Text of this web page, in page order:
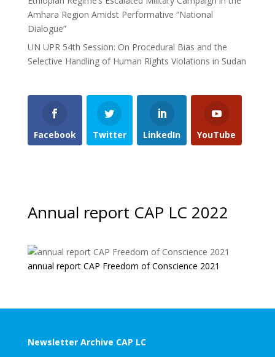
Amhara Region Amidst Performative “National
Dialogue”
UN UPR 54th Session: On Procedural Bias and the
Selective Handling of Human Rights Violations in Sudan
Facebook Twitter LinkedIn YouTube
Annual report CAP LC 2022
annual report CAP Freedom of Conscience 2021
Newsletter Archive CAP LC